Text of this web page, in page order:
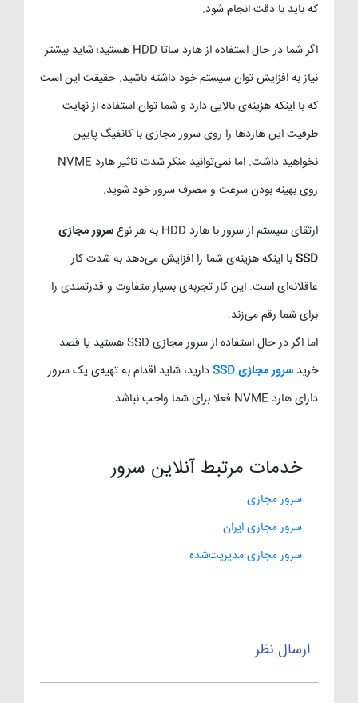
که باید با دقت انجام شود.
اگر شما در حال استفاده از هارد ساتا HDD هستید؛ شاید بیشتر
نیاز به افزایش توان سیستم خود داشته باشید. حقیقت این است
که با اینکه هزینه‌ی بالایی دارد و شما توان استفاده از نهایت
ظرفیت این هاردها را روی سرور مجازی با کانفیگ پایین
نخواهید داشت. اما نمی‌توانید منکر شدت تاثیر هارد NVME
روی بهینه بودن سرعت و مصرف سرور خود شوید.
ارتقای سیستم از سرور با هارد HDD به هر نوع
سرور مجازی
SSDبا اینکه هزینه‌ی شما را افزایش می‌دهد به شدت کار
عاقلانه‌ای است. این کار تجربه‌ی بسیار متفاوت و قدرتمندی را
برای شما رقم می‌زند.
اما اگر در حال استفاده از سرور مجازی SSD هستید یا قصد
خرید سرور مجازی SSD
دارید، شاید اقدام به تهیه‌ی یک سرور
دارای هارد NVME فعلا برای شما واجب نباشد.
خدمات مرتبط آنلاین سرور
سرور مجازی
سرور مجازی ایران
سرور مجازی مدیریت‌شده
ارسال نظر